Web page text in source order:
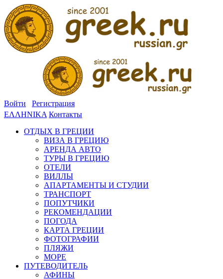
Войти
Регистрация
ΕΛΛΗΝΙΚΑ Контакты
ОТДЫХ В ГРЕЦИИ
ВИЗА В ГРЕЦИЮ
АРЕНДА АВТО
ТУРЫ В ГРЕЦИЮ
ОТЕЛИ
ВИЛЛЫ
АПАРТАМЕНТЫ И СТУДИИ
ТРАНСПОРТ
ПОПУТЧИКИ
РЕКОМЕНДАЦИИ
ПОГОДА
КАРТА ГРЕЦИИ
ФОТОГРАФИИ
ПЛЯЖИ
МОРЕ
ПУТЕВОДИТЕЛЬ
АФИНЫ